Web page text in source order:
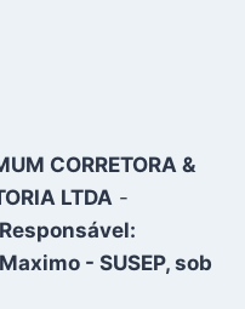
CORRETORA &
LTDA -
- SUSEP, sob